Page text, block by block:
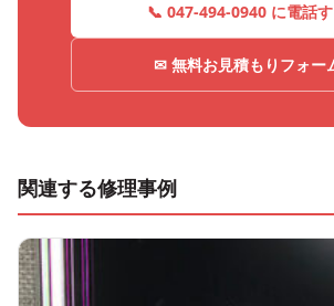
📞 047-494-0940 に電話
✉ 無料お見積もりフォー
関連する修理事例